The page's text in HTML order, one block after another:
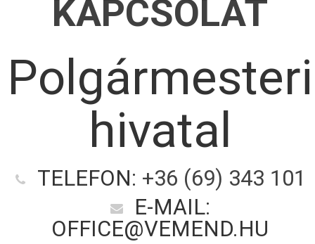
KAPCSOLAT
Polgármesteri
hivatal
TELEFON: +36 (69) 343 101
E-MAIL:
OFFICE@VEMEND.HU